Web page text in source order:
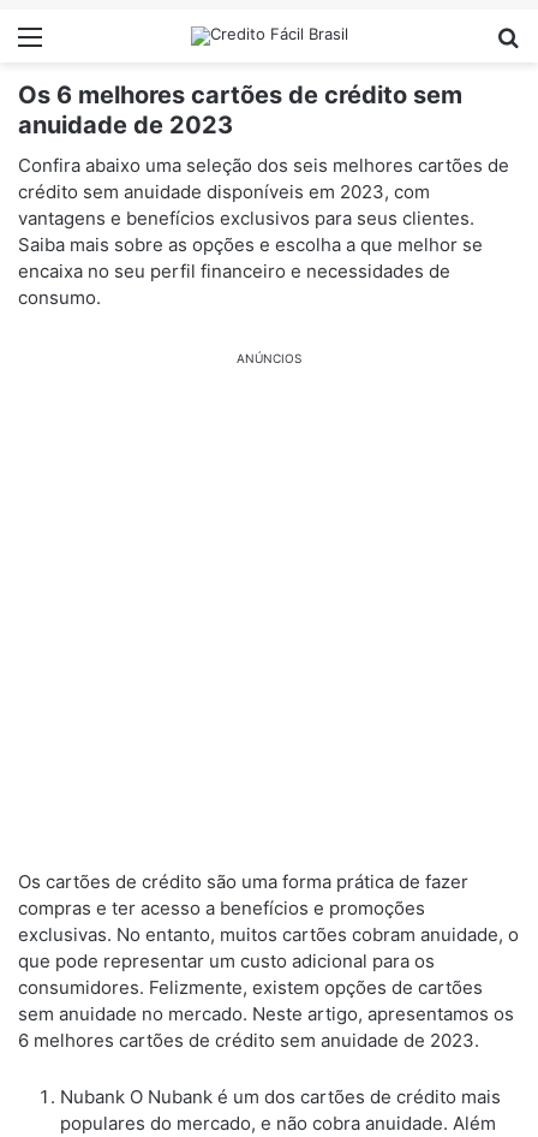
Menu
Os 6 melhores cartões de crédito sem
anuidade de 2023
Confira abaixo uma seleção dos seis melhores cartões de
crédito sem anuidade disponíveis em 2023, com
vantagens e benefícios exclusivos para seus clientes.
Saiba mais sobre as opções e escolha a que melhor se
encaixa no seu perfil financeiro e necessidades de
consumo.
ANÚNCIOS
Os cartões de crédito são uma forma prática de fazer
compras e ter acesso a benefícios e promoções
exclusivas. No entanto, muitos cartões cobram anuidade, o
que pode representar um custo adicional para os
consumidores. Felizmente, existem opções de cartões
sem anuidade no mercado. Neste artigo, apresentamos os
6 melhores cartões de crédito sem anuidade de 2023.
Nubank O Nubank é um dos cartões de crédito mais
populares do mercado, e não cobra anuidade. Além